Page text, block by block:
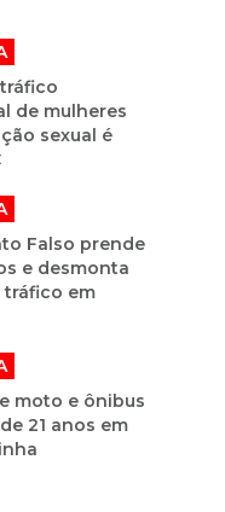
de mulheres
sexual é
Falso prende
e desmonta
tráfico em
moto e ônibus
21 anos em